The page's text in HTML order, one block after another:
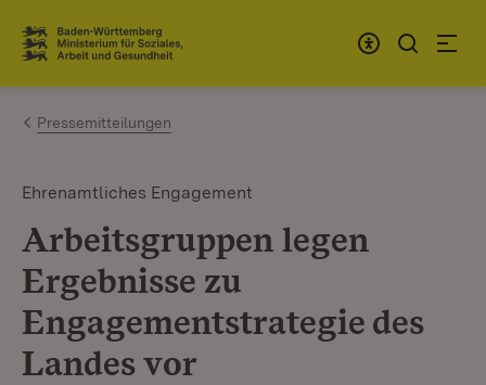
Zum Inhalt springen
Link zur Startseite
Pressemitteilungen
Ehrenamtliches Engagement
Arbeitsgruppen legen
Ergebnisse zu
Engagementstrategie des
Landes vor